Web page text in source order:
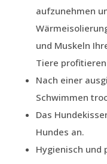
aufzunehmen
und Muskeln
Tiere
Nach einer
Schwimmen
Das
Hundes an.
Hygienisch und